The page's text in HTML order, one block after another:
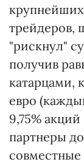
трейдеров,
"рискнул"
получив
катарцами,
евро
9,75%
партнеры